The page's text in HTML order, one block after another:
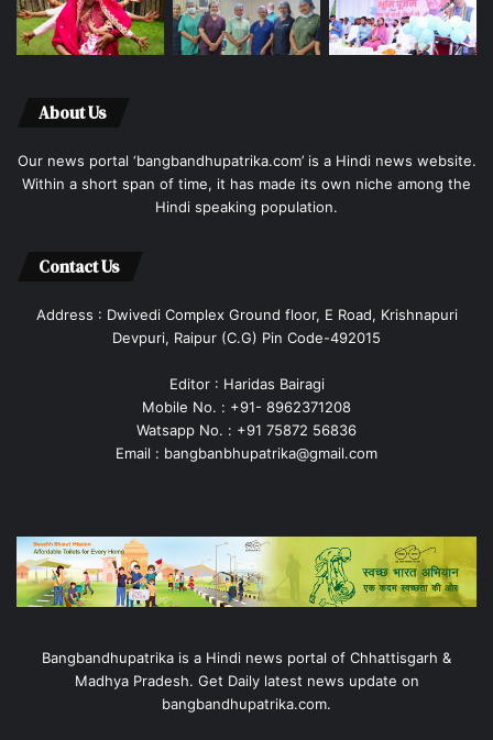
About Us
Our news portal ‘bangbandhupatrika.com’ is a Hindi news website.
Within a short span of time, it has made its own niche among the
Hindi speaking population.
Contact Us
Address : Dwivedi Complex Ground floor, E Road, Krishnapuri
Devpuri, Raipur (C.G) Pin Code-492015
Editor : Haridas Bairagi
Mobile No. : +91- 8962371208
Watsapp No. : +91 75872 56836
Email : bangbanbhupatrika@gmail.com
Bangbandhupatrika is a Hindi news portal of Chhattisgarh &
Madhya Pradesh. Get Daily latest news update on
bangbandhupatrika.com.